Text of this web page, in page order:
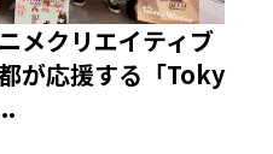
メクリエイティブ
が応援する「Toky